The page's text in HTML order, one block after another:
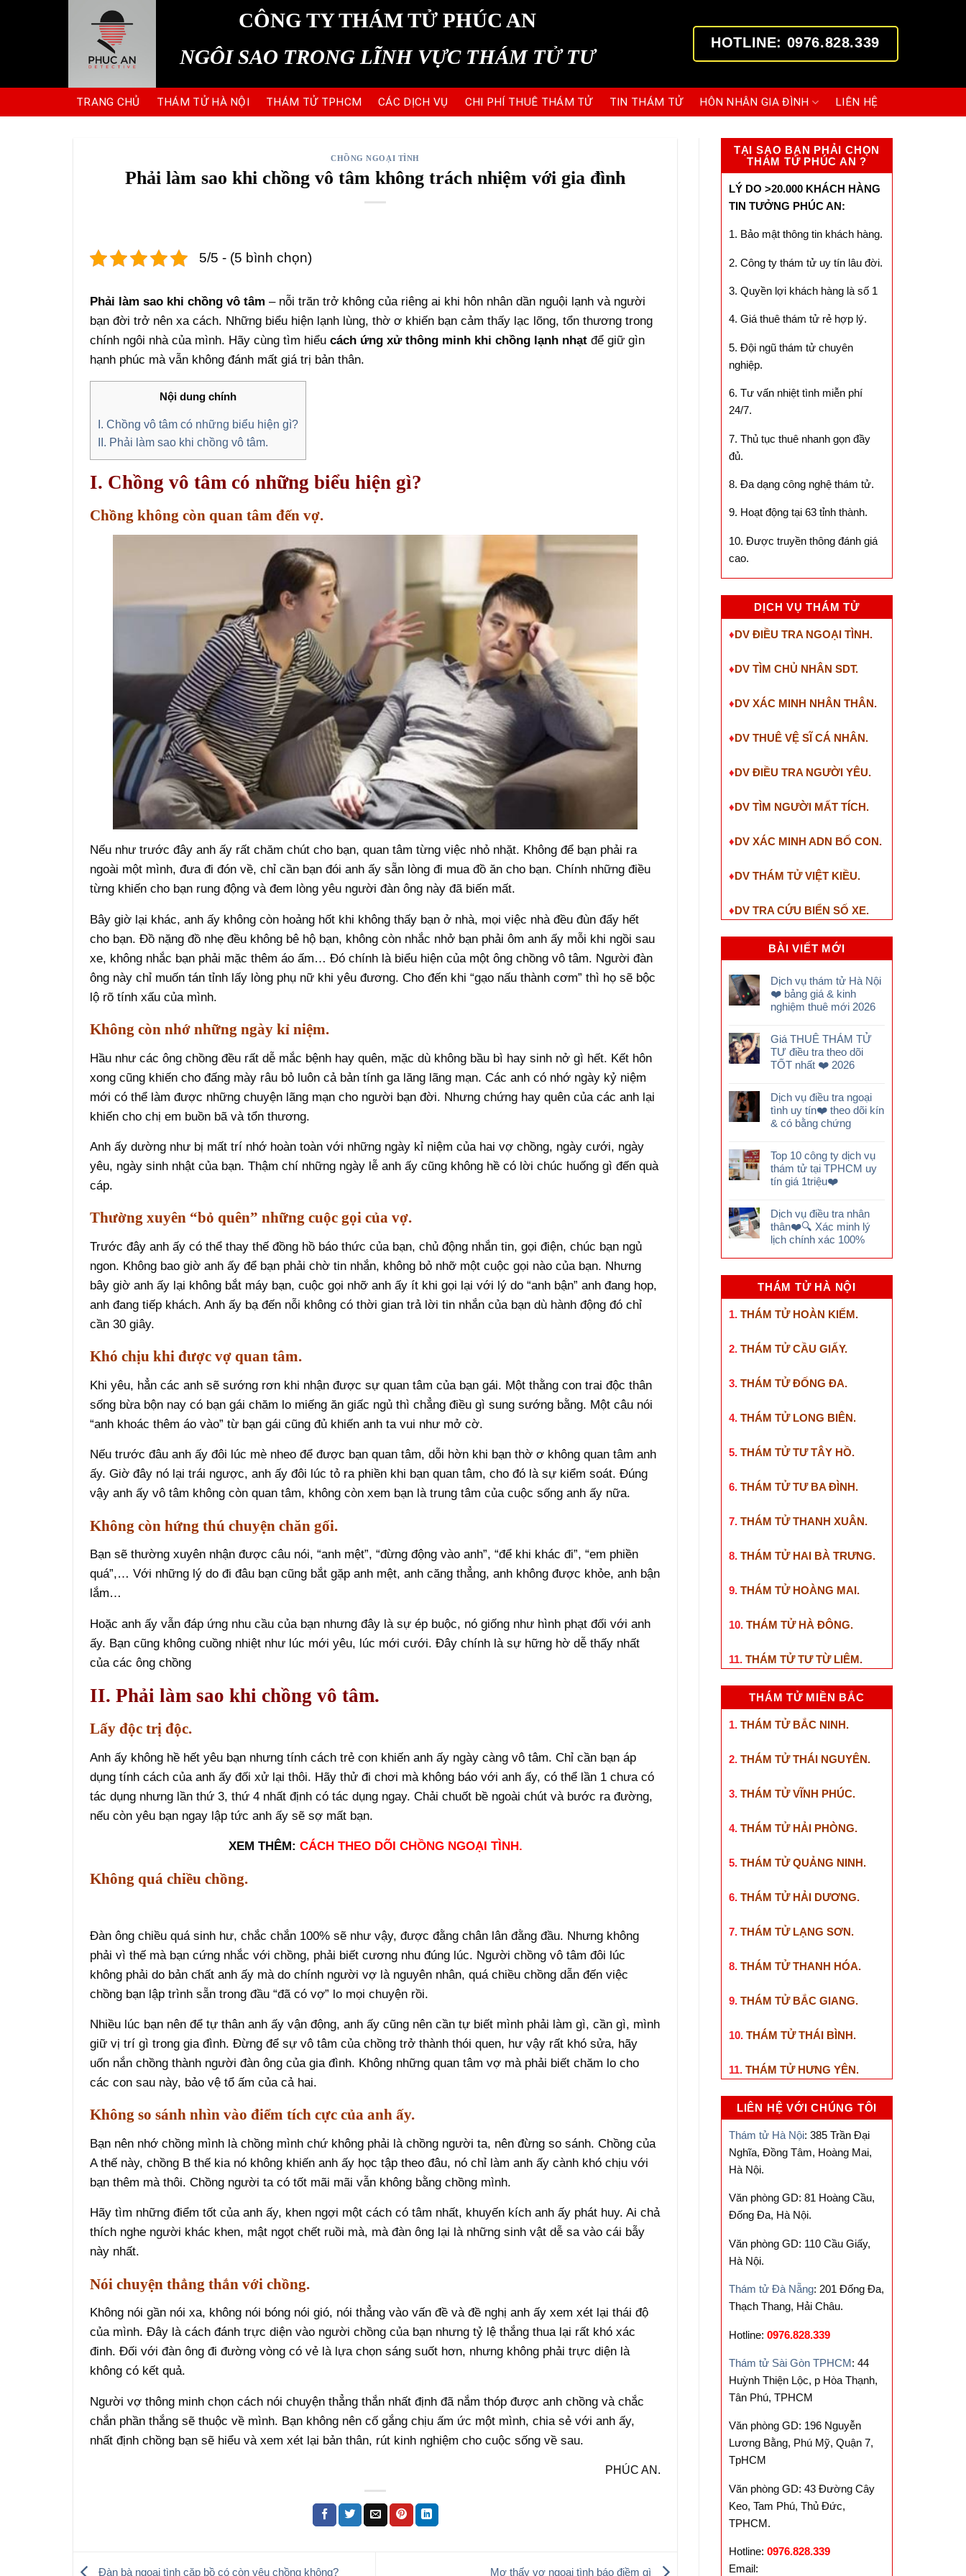
CÔNG TY THÁM TỬ PHÚC AN
NGÔI SAO TRONG LĨNH VỰC THÁM TỬ TƯ
HOTLINE: 0976.828.339
TRANG CHỦ THÁM TỬ HÀ NỘI THÁM TỬ TPHCM CÁC DỊCH VỤ CHI PHÍ THUÊ THÁM TỬ TIN THÁM TỬ HÔN NHÂN GIA ĐÌNH LIÊN HỆ
CHỒNG NGOẠI TÌNH
Phải làm sao khi chồng vô tâm không trách nhiệm với gia đình
5/5 - (5 bình chọn)
Phải làm sao khi chồng vô tâm – nỗi trăn trở không của riêng ai khi hôn nhân dần nguội lạnh và người
bạn đời trở nên xa cách. Những biểu hiện lạnh lùng, thờ ơ khiến bạn cảm thấy lạc lõng, tổn thương trong
chính ngôi nhà của mình. Hãy cùng tìm hiểucách ứng xử thông minh khi chồng lạnh nhạt để giữ gìn
hạnh phúc mà vẫn không đánh mất giá trị bản thân.
Nội dung chính
I. Chồng vô tâm có những biểu hiện gì?
II. Phải làm sao khi chồng vô tâm.
I. Chồng vô tâm có những biểu hiện gì?
Chồng không còn quan tâm đến vợ.
Nếu như trước đây anh ấy rất chăm chút cho bạn, quan tâm từng việc nhỏ nhặt. Không để bạn phải ra
ngoài một mình, đưa đi đón về, chỉ cần bạn đói anh ấy sẵn lòng đi mua đồ ăn cho bạn. Chính những điều
từng khiến cho bạn rung động và đem lòng yêu người đàn ông này đã biến mất.
Bây giờ lại khác, anh ấy không còn hoảng hốt khi không thấy bạn ở nhà, mọi việc nhà đều đùn đẩy hết
cho bạn. Đồ nặng đồ nhẹ đều không bê hộ bạn, không còn nhắc nhở bạn phải ôm anh ấy mỗi khi ngồi sau
xe, không nhắc bạn phải mặc thêm áo ấm… Đó chính là biểu hiện của một ông chồng vô tâm. Người đàn
ông này chỉ muốn tán tỉnh lấy lòng phụ nữ khi yêu đương. Cho đến khi “gạo nấu thành cơm” thì họ sẽ bộc
lộ rõ tính xấu của mình.
Không còn nhớ những ngày kỉ niệm.
Hầu như các ông chồng đều rất dễ mắc bệnh hay quên, mặc dù không bầu bì hay sinh nở gì hết. Kết hôn
xong cũng khiến cho đấng mày râu bỏ luôn cả bản tính ga lăng lãng mạn. Các anh có nhớ ngày kỷ niệm
mới có thể làm được những chuyện lãng mạn cho người bạn đời. Nhưng chứng hay quên của các anh lại
khiến cho chị em buồn bã và tổn thương.
Anh ấy dường như bị mất trí nhớ hoàn toàn với những ngày kỉ niệm của hai vợ chồng, ngày cưới, ngày
yêu, ngày sinh nhật của bạn. Thậm chí những ngày lễ anh ấy cũng không hề có lời chúc huống gì đến quà
cáp.
Thường xuyên “bỏ quên” những cuộc gọi của vợ.
Trước đây anh ấy có thể thay thế đồng hồ báo thức của bạn, chủ động nhắn tin, gọi điện, chúc bạn ngủ
ngon. Không bao giờ anh ấy để bạn phải chờ tin nhắn, không bỏ nhỡ một cuộc gọi nào của bạn. Nhưng
bây giờ anh ấy lại không bắt máy bạn, cuộc gọi nhỡ anh ấy ít khi gọi lại với lý do “anh bận” anh đang họp,
anh đang tiếp khách. Anh ấy bạ đến nỗi không có thời gian trả lời tin nhắn của bạn dù hành động đó chỉ
cần 30 giây.
Khó chịu khi được vợ quan tâm.
Khi yêu, hẳn các anh sẽ sướng rơn khi nhận được sự quan tâm của bạn gái. Một thằng con trai độc thân
sống bừa bộn nay có bạn gái chăm lo miếng ăn giấc ngủ thì chẳng điều gì sung sướng bằng. Một câu nói
“anh khoác thêm áo vào” từ bạn gái cũng đủ khiến anh ta vui như mở cờ.
Nếu trước đâu anh ấy đôi lúc mè nheo để được bạn quan tâm, dỗi hờn khi bạn thờ ơ không quan tâm anh
ấy. Giờ đây nó lại trái ngược, anh ấy đôi lúc tỏ ra phiền khi bạn quan tâm, cho đó là sự kiểm soát. Đúng
vậy anh ấy vô tâm không còn quan tâm, không còn xem bạn là trung tâm của cuộc sống anh ấy nữa.
Không còn hứng thú chuyện chăn gối.
Bạn sẽ thường xuyên nhận được câu nói, “anh mệt”, “đừng động vào anh”, “để khi khác đi”, “em phiền
quá”,… Với những lý do đi đâu bạn cũng bắt gặp anh mệt, anh căng thẳng, anh không được khỏe, anh bận
lắm…
Hoặc anh ấy vẫn đáp ứng nhu cầu của bạn nhưng đây là sự ép buộc, nó giống như hình phạt đối với anh
ấy. Bạn cũng không cuồng nhiệt như lúc mới yêu, lúc mới cưới. Đây chính là sự hững hờ dễ thấy nhất
của các ông chồng
II. Phải làm sao khi chồng vô tâm.
Lấy độc trị độc.
Anh ấy không hề hết yêu bạn nhưng tính cách trẻ con khiến anh ấy ngày càng vô tâm. Chỉ cần bạn áp
dụng tính cách của anh ấy đối xử lại thôi. Hãy thử đi chơi mà không báo với anh ấy, có thể lần 1 chưa có
tác dụng nhưng lần thứ 3, thứ 4 nhất định có tác dụng ngay. Chải chuốt bề ngoài chút và bước ra đường,
nếu còn yêu bạn ngay lập tức anh ấy sẽ sợ mất bạn.
XEM THÊM: CÁCH THEO DÕI CHỒNG NGOẠI TÌNH.
Không quá chiều chồng.
Đàn ông chiều quá sinh hư, chắc chắn 100% sẽ như vậy, được đằng chân lân đằng đầu. Nhưng không
phải vì thế mà bạn cứng nhắc với chồng, phải biết cương nhu đúng lúc. Người chồng vô tâm đôi lúc
không phải do bản chất anh ấy mà do chính người vợ là nguyên nhân, quá chiều chồng dẫn đến việc
chồng bạn lập trình sẵn trong đầu “đã có vợ” lo mọi chuyện rồi.
Nhiều lúc bạn nên để tự thân anh ấy vận động, anh ấy cũng nên cần tự biết mình phải làm gì, cần gì, mình
giữ vị trí gì trong gia đình. Đừng để sự vô tâm của chồng trở thành thói quen, hư vậy rất khó sửa, hãy
uốn nắn chồng thành người đàn ông của gia đình. Không những quan tâm vợ mà phải biết chăm lo cho
các con sau này, bảo vệ tổ ấm của cả hai.
Không so sánh nhìn vào điểm tích cực của anh ấy.
Bạn nên nhớ chồng mình là chồng mình chứ không phải là chồng người ta, nên đừng so sánh. Chồng của
A thế này, chồng B thế kia nó không khiến anh ấy học tập theo đâu, nó chỉ làm anh ấy cành khó chịu với
bạn thêm mà thôi. Chồng người ta có tốt mãi mãi vẫn không bằng chồng mình.
Hãy tìm những điểm tốt của anh ấy, khen ngợi một cách có tâm nhất, khuyến kích anh ấy phát huy. Ai chả
thích nghe người khác khen, mật ngọt chết ruồi mà, mà đàn ông lại là những sinh vật dễ sa vào cái bẫy
này nhất.
Nói chuyện thẳng thắn với chồng.
Không nói gần nói xa, không nói bóng nói gió, nói thẳng vào vấn đề và đề nghị anh ấy xem xét lại thái độ
của mình. Đây là cách đánh trực diện vào người chồng của bạn nhưng tỷ lệ thắng thua lại rất khó xác
đinh. Đối với đàn ông đi đường vòng có vẻ là lựa chọn sáng suốt hơn, nhưng không phải trực diện là
không có kết quả.
Người vợ thông minh chọn cách nói chuyện thẳng thắn nhất định đã nắm thóp được anh chồng và chắc
chắn phần thắng sẽ thuộc về mình. Bạn không nên cố gắng chịu ấm ức một mình, chia sẻ với anh ấy,
nhất định chồng bạn sẽ hiểu và xem xét lại bản thân, rút kinh nghiệm cho cuộc sống về sau.
PHÚC AN.
Đàn bà ngoại tình cặp bồ có còn yêu chồng không? Mơ thấy vợ ngoại tình báo điềm gì
TẠI SAO BẠN PHẢI CHỌN
THÁM TỬ PHÚC AN ?
LÝ DO >20.000 KHÁCH HÀNG
TIN TƯỞNG PHÚC AN:
1. Bảo mật thông tin khách hàng.
2. Công ty thám tử uy tín lâu đời.
3. Quyền lợi khách hàng là số 1
4. Giá thuê thám tử rẻ hợp lý.
5. Đội ngũ thám tử chuyên
nghiệp.
6. Tư vấn nhiệt tình miễn phí
24/7.
7. Thủ tục thuê nhanh gọn đầy
đủ.
8. Đa dạng công nghệ thám tử.
9. Hoạt động tại 63 tỉnh thành.
10. Được truyền thông đánh giá
cao.
DỊCH VỤ THÁM TỬ
♦DV ĐIỀU TRA NGOẠI TÌNH.
♦DV TÌM CHỦ NHÂN SDT.
♦DV XÁC MINH NHÂN THÂN.
♦DV THUÊ VỆ SĨ CÁ NHÂN.
♦DV ĐIỀU TRA NGƯỜI YÊU.
♦DV TÌM NGƯỜI MẤT TÍCH.
♦DV XÁC MINH ADN BỐ CON.
♦DV THÁM TỬ VIỆT KIỀU.
♦DV TRA CỨU BIỂN SỐ XE.
BÀI VIẾT MỚI
Dịch vụ thám tử Hà Nội
❤️ bảng giá & kinh
nghiệm thuê mới 2026
Giá THUÊ THÁM TỬ
TƯ điều tra theo dõi
TỐT nhất ❤️ 2026
Dịch vụ điều tra ngoại
tình uy tín❤️ theo dõi kín
& có bằng chứng
Top 10 công ty dịch vụ
thám tử tại TPHCM uy
tín giá 1triệu❤️
Dịch vụ điều tra nhân
thân❤️🔍 Xác minh lý
lịch chính xác 100%
THÁM TỬ HÀ NỘI
1. THÁM TỬ HOÀN KIẾM.
2. THÁM TỬ CẦU GIẤY.
3. THÁM TỬ ĐỐNG ĐA.
4. THÁM TỬ LONG BIÊN.
5. THÁM TỬ TƯ TÂY HỒ.
6. THÁM TỬ TƯ BA ĐÌNH.
7. THÁM TỬ THANH XUÂN.
8. THÁM TỬ HAI BÀ TRƯNG.
9. THÁM TỬ HOÀNG MAI.
10. THÁM TỬ HÀ ĐÔNG.
11. THÁM TỬ TƯ TỪ LIÊM.
THÁM TỬ MIỀN BẮC
1. THÁM TỬ BẮC NINH.
2. THÁM TỬ THÁI NGUYÊN.
3. THÁM TỬ VĨNH PHÚC.
4. THÁM TỬ HẢI PHÒNG.
5. THÁM TỬ QUẢNG NINH.
6. THÁM TỬ HẢI DƯƠNG.
7. THÁM TỬ LẠNG SƠN.
8. THÁM TỬ THANH HÓA.
9. THÁM TỬ BẮC GIANG.
10. THÁM TỬ THÁI BÌNH.
11. THÁM TỬ HƯNG YÊN.
LIÊN HỆ VỚI CHÚNG TÔI
Thám tử Hà Nội: 385 Trần Đại
Nghĩa, Đồng Tâm, Hoàng Mai,
Hà Nội.
Văn phòng GD: 81 Hoàng Cầu,
Đống Đa, Hà Nội.
Văn phòng GD: 110 Cầu Giấy,
Hà Nội.
Thám tử Đà Nẵng: 201 Đống Đa,
Thạch Thang, Hải Châu.
Hotline: 0976.828.339
Thám tử Sài Gòn TPHCM: 44
Huỳnh Thiện Lộc, p Hòa Thạnh,
Tân Phú, TPHCM
Văn phòng GD: 196 Nguyễn
Lương Bằng, Phú Mỹ, Quận 7,
TpHCM
Văn phòng GD: 43 Đường Cây
Keo, Tam Phú, Thủ Đức,
TPHCM.
Hotline: 0976.828.339
Email: